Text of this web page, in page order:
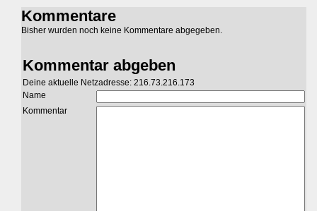
Kommentare
Bisher wurden noch keine Kommentare abgegeben.
Kommentar abgeben
Deine aktuelle Netzadresse: 216.73.216.173
Name
Kommentar